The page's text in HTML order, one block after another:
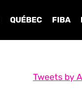
QUÉBEC FIBA
Tweets by